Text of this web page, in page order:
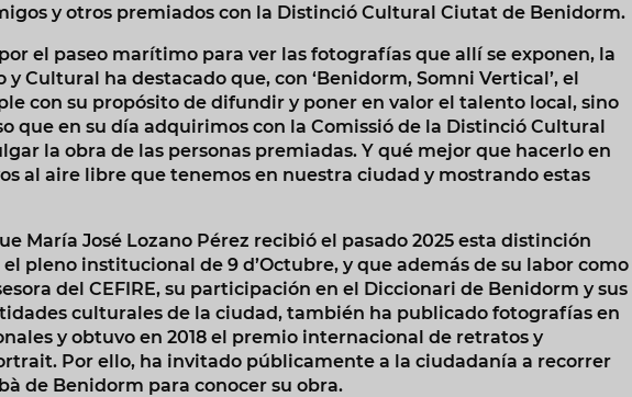
y otros premiados con la Distinció Cultural Ciutat de Benidorm.
el paseo marítimo para ver las fotografías que allí se exponen, la
Cultural ha destacado que, con ‘Benidorm, Somni Vertical’, el
con su propósito de difundir y poner en valor el talento local, sino
que en su día adquirimos con la Comissió de la Distinció Cultural
la obra de las personas premiadas. Y qué mejor que hacerlo en
al aire libre que tenemos en nuestra ciudad y mostrando estas
María José Lozano Pérez recibió el pasado 2025 esta distinción
pleno institucional de 9 d’Octubre, y que además de su labor como
del CEFIRE, su participación en el Diccionari de Benidorm y sus
culturales de la ciudad, también ha publicado fotografías en
y obtuvo en 2018 el premio internacional de retratos y
Por ello, ha invitado públicamente a la ciudadanía a recorrer
de Benidorm para conocer su obra.